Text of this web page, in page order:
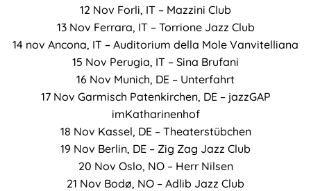
12 Nov Forli, IT – Mazzini Club
13 Nov Ferrara, IT – Torrione Jazz Club
14 nov Ancona, IT – Auditorium della Mole Vanvitelliana
15 Nov Perugia, IT – Sina Brufani
16 Nov Munich, DE – Unterfahrt
17 Nov Garmisch Patenkirchen, DE – jazzGAP
imKatharinenhof
18 Nov Kassel, DE – Theaterstübchen
19 Nov Berlin, DE – Zig Zag Jazz Club
20 Nov Oslo, NO – Herr Nilsen
21 Nov Bodø, NO – Adlib Jazz Club